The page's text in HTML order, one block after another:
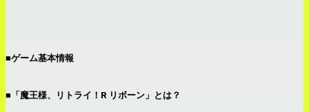
■ゲーム基本情報
■「魔王様、リトライ！R リボーン」とは？